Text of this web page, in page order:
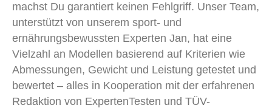
machst Du garantiert keinen Fehlgriff. Unser Team,
unterstützt von unserem sport- und
ernährungsbewussten Experten Jan, hat eine
Vielzahl an Modellen basierend auf Kriterien wie
Abmessungen, Gewicht und Leistung getestet und
bewertet – alles in Kooperation mit der erfahrenen
Redaktion von ExpertenTesten und TÜV-